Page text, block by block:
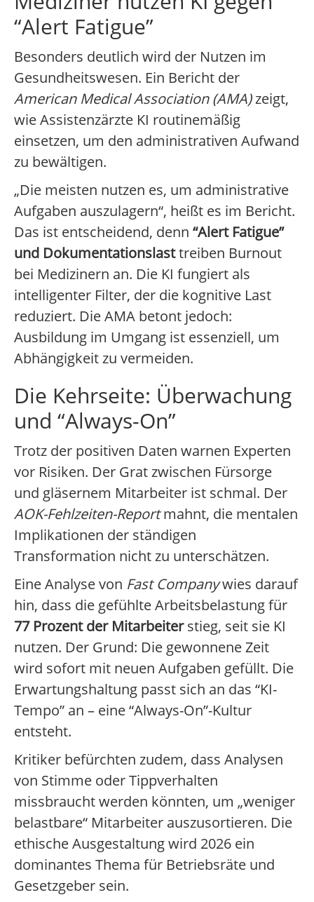
“Alert Fatigue”
Besonders deutlich wird der Nutzen im
Gesundheitswesen. Ein Bericht der
American Medical Association (AMA)zeigt,
wie Assistenzärzte KI routinemäßig
einsetzen, um den administrativen Aufwand
zu bewältigen.
„Die meisten nutzen es, um administrative
Aufgaben auszulagern“, heißt es im Bericht.
Das ist entscheidend, denn “Alert Fatigue”
und Dokumentationslasttreiben Burnout
bei Medizinern an. Die KI fungiert als
intelligenter Filter, der die kognitive Last
reduziert. Die AMA betont jedoch:
Ausbildung im Umgang ist essenziell, um
Abhängigkeit zu vermeiden.
Die Kehrseite: Überwachung
und “Always-On”
Trotz der positiven Daten warnen Experten
vor Risiken. Der Grat zwischen Fürsorge
und gläsernem Mitarbeiter ist schmal. Der
AOK-Fehlzeiten-Reportmahnt, die mentalen
Implikationen der ständigen
Transformation nicht zu unterschätzen.
Eine Analyse von Fast Companywies darauf
hin, dass die gefühlte Arbeitsbelastung für
77 Prozent der Mitarbeiterstieg, seit sie KI
nutzen. Der Grund: Die gewonnene Zeit
wird sofort mit neuen Aufgaben gefüllt. Die
Erwartungshaltung passt sich an das “KI-
Tempo” an – eine “Always-On”-Kultur
entsteht.
Kritiker befürchten zudem, dass Analysen
von Stimme oder Tippverhalten
missbraucht werden könnten, um „weniger
belastbare“ Mitarbeiter auszusortieren. Die
ethische Ausgestaltung wird 2026 ein
dominantes Thema für Betriebsräte und
Gesetzgeber sein.